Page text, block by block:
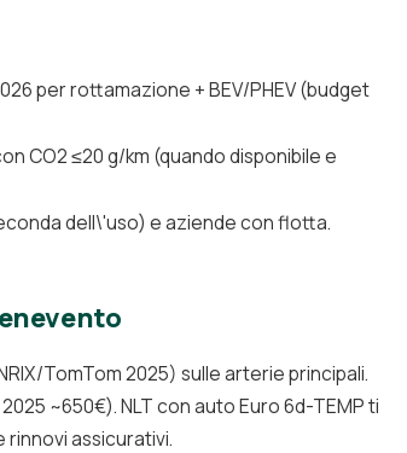
per rottamazione + BEV/PHEV (budget
CO2 ≤20 g/km (quando disponibile e
dell\'uso) e aziende con flotta.
TomTom 2025) sulle arterie principali.
~650€). NLT con auto Euro 6d-TEMP ti
rinnovi assicurativi.